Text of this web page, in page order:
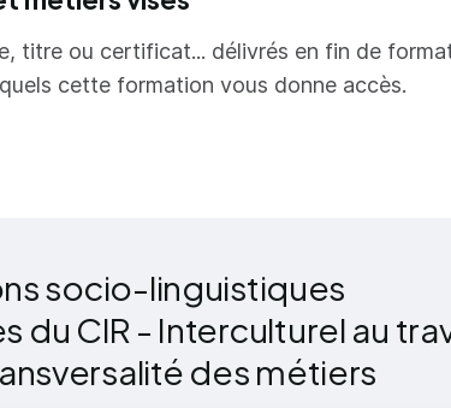
aux diplômes et la prise en charge du
titre ou certificat... délivrés en fin de
cette formation vous donne accès.
socio-linguistiques
CIR - Interculturel au
des métiers